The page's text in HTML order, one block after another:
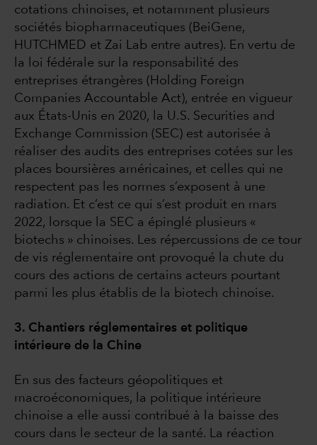
cotations chinoises, et notamment plusieurs
sociétés biopharmaceutiques (BeiGene,
HUTCHMED et Zai Lab entre autres). En vertu de
la loi fédérale sur la responsabilité des
entreprises étrangères (Holding Foreign
Companies Accountable Act), entrée en vigueur
aux États-Unis en 2020, la U.S. Securities and
Exchange Commission (SEC) est autorisée à
réaliser des audits des entreprises cotées sur les
places boursières américaines, et celles qui ne
respectent pas les normes s’exposent à une
radiation. Et c’est ce qui s’est produit en mars
2022, lorsque la SEC a épinglé plusieurs «
biotechs » chinoises. Les répercussions de ce tour
de vis réglementaire ont provoqué la chute du
cours des actions de certains acteurs pourtant
parmi les plus établis de la biotech chinoise.
3. Chantiers réglementaires et politique
intérieure de la Chine
En sus des facteurs géopolitiques et
macroéconomiques, la politique intérieure
chinoise a elle aussi contribué à la baisse des
cours dans le secteur de la santé. La réaction